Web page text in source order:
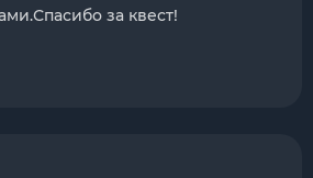
за квест!